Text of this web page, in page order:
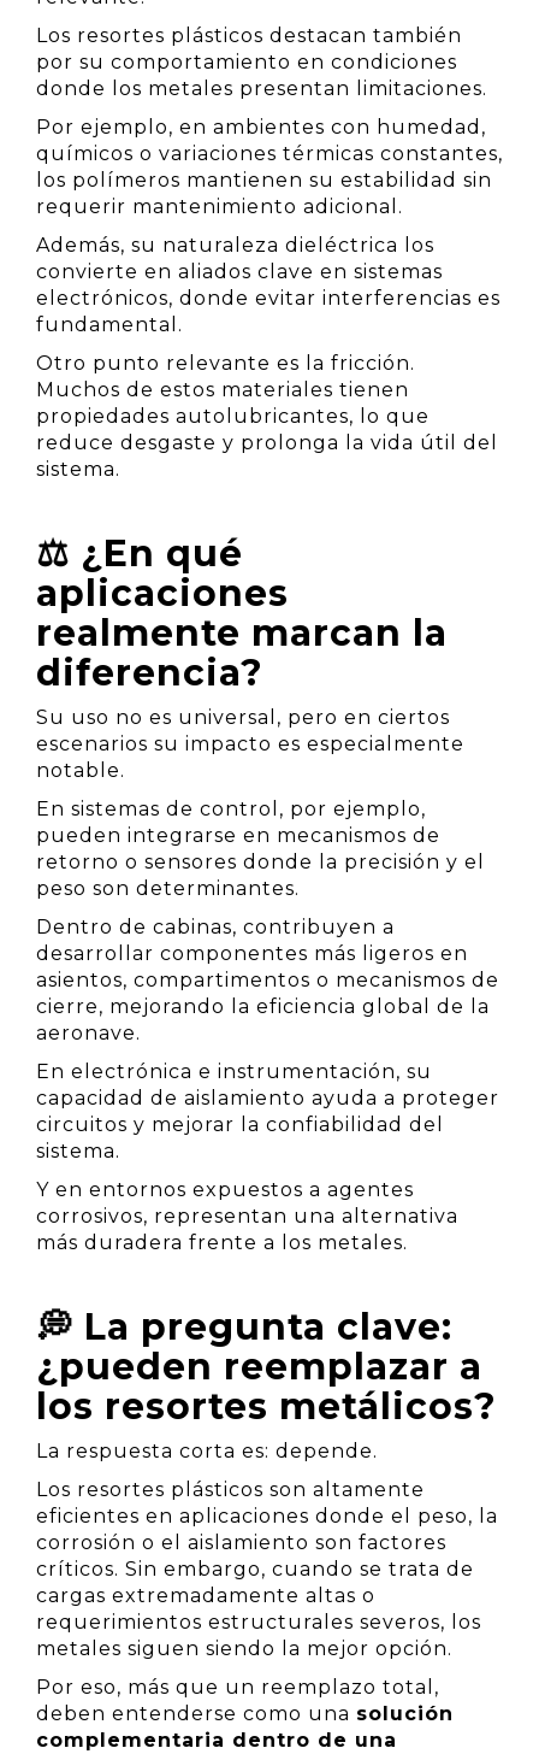
Los resortes plásticos destacan también
por su comportamiento en condiciones
donde los metales presentan limitaciones.
Por ejemplo, en ambientes con humedad,
químicos o variaciones térmicas constantes,
los polímeros mantienen su estabilidad sin
requerir mantenimiento adicional.
Además, su naturaleza dieléctrica los
convierte en aliados clave en sistemas
electrónicos, donde evitar interferencias es
fundamental.
Otro punto relevante es la fricción.
Muchos de estos materiales tienen
propiedades autolubricantes, lo que
reduce desgaste y prolonga la vida útil del
sistema.
⚖️ ¿En qué
aplicaciones
realmente marcan la
diferencia?
Su uso no es universal, pero en ciertos
escenarios su impacto es especialmente
notable.
En sistemas de control, por ejemplo,
pueden integrarse en mecanismos de
retorno o sensores donde la precisión y el
peso son determinantes.
Dentro de cabinas, contribuyen a
desarrollar componentes más ligeros en
asientos, compartimentos o mecanismos de
cierre, mejorando la eficiencia global de la
aeronave.
En electrónica e instrumentación, su
capacidad de aislamiento ayuda a proteger
circuitos y mejorar la confiabilidad del
sistema.
Y en entornos expuestos a agentes
corrosivos, representan una alternativa
más duradera frente a los metales.
💭 La pregunta clave:
¿pueden reemplazar a
los resortes metálicos?
La respuesta corta es: depende.
Los resortes plásticos son altamente
eficientes en aplicaciones donde el peso, la
corrosión o el aislamiento son factores
críticos. Sin embargo, cuando se trata de
cargas extremadamente altas o
requerimientos estructurales severos, los
metales siguen siendo la mejor opción.
Por eso, más que un reemplazo total,
deben entenderse como una solución
complementaria dentro de una